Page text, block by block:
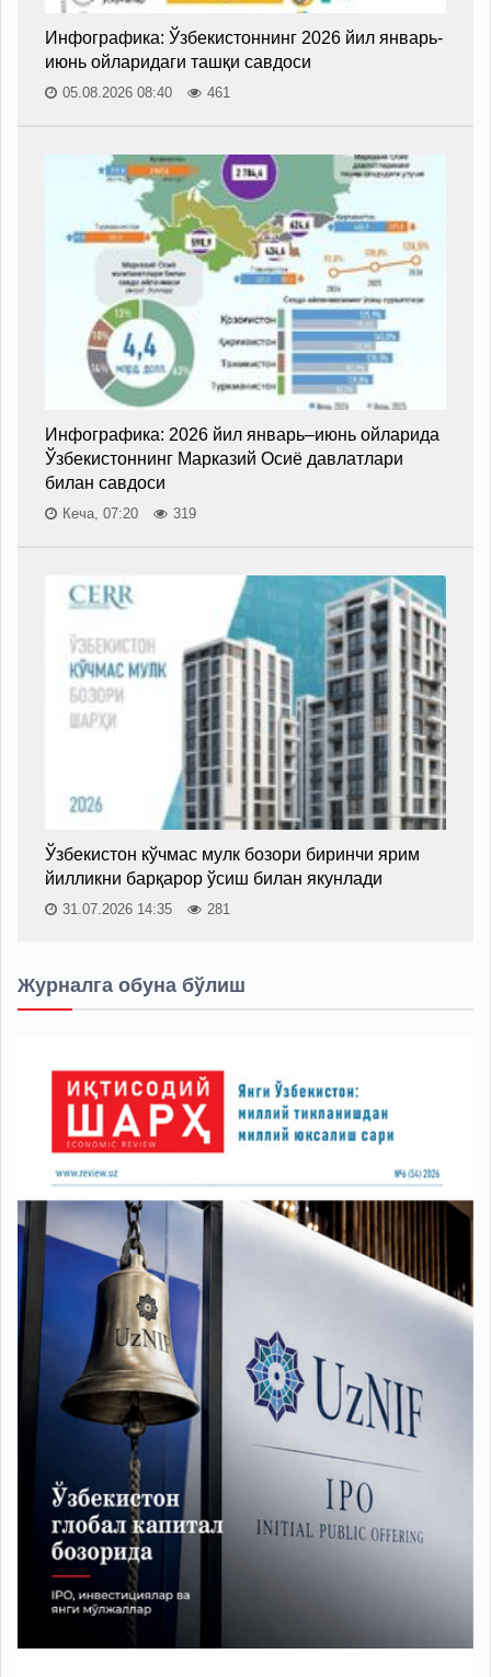
Инфографика: Ўзбекистоннинг 2026 йил январь-
июнь ойларидаги ташқи савдоси
05.08.2026 08:40 461
Инфографика: 2026 йил январь–июнь ойларида
Ўзбекистоннинг Марказий Осиё давлатлари
билан савдоси
Кеча, 07:20 319
Ўзбекистон кўчмас мулк бозори биринчи ярим
йилликни барқарор ўсиш билан якунлади
31.07.2026 14:35 281
Журналга обуна бўлиш